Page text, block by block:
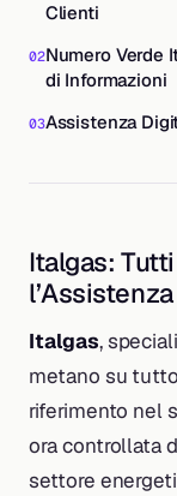
Clienti
Numero Verde
di Informazioni
Assistenza
Italgas:
Italgas,
metano su
riferimento nel
ora controllata
settore